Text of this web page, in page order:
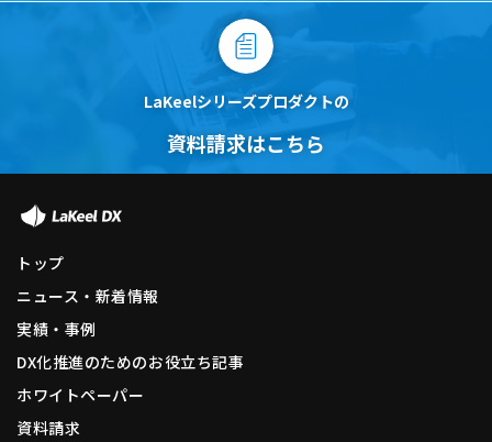
LaKeelシリーズプロダクトの
資料請求はこちら
トップ
ニュース・新着情報
実績・事例
DX化推進のためのお役立ち記事
ホワイトペーパー
資料請求